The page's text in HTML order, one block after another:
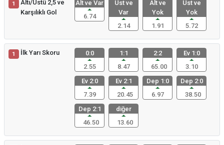
1
Altı/Üstü 2,5 ve
Karşılıklı Gol
Alt ve Var
6.74
Üst ve
Var
2.14
Alt ve
Yok
1.91
Üst ve
Yok
5.72
1 İlk Yarı Skoru
0:0
2.55
1:1
8.47
2:2
65.00
Ev 1:0
3.10
Ev 2:0
7.39
Ev 2:1
20.45
Dep 1:0
6.97
Dep 2:0
38.50
Dep 2:1
46.50
diğer
13.60